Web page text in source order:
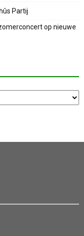
Partij
op nieuwe